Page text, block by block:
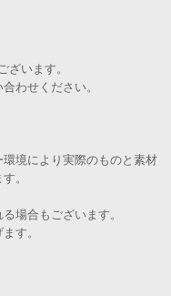
ざいます。
わせください。
境により実際のものと素材
。
場合もございます。
す。